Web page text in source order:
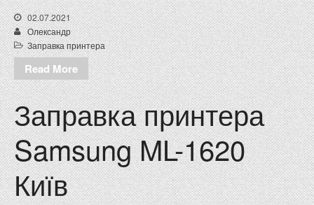
02.07.2021
Олександр
Заправка принтера
Read More
Заправка принтера
Samsung ML-1620
Київ